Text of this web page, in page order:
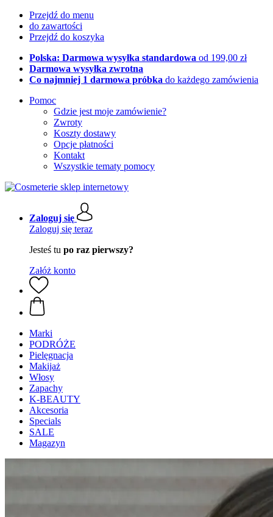
Przejdź do menu
do zawartości
Przejdź do koszyka
Polska: Darmowa wysyłka standardowa od 199,00 zł
Darmowa wysyłka zwrotna
Co najmniej 1 darmowa próbka do każdego zamówienia
Pomoc
Gdzie jest moje zamówienie?
Zwroty
Koszty dostawy
Opcje płatności
Kontakt
Wszystkie tematy pomocy
Zaloguj się
Zaloguj się teraz
Jesteś tu po raz pierwszy?
Załóż konto
Marki
PODRÓŻE
Pielęgnacja
Makijaż
Włosy
Zapachy
K-BEAUTY
Akcesoria
Specials
SALE
Magazyn